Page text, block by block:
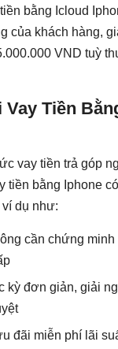
bằng Icloud
của khách hàng,
VND tuỳ
Tiền
vay tiền trả góp
tiền bằng Iphone
dụ như:
cần chứng minh
kỳ đơn giản, giải
đãi miễn phí lãi